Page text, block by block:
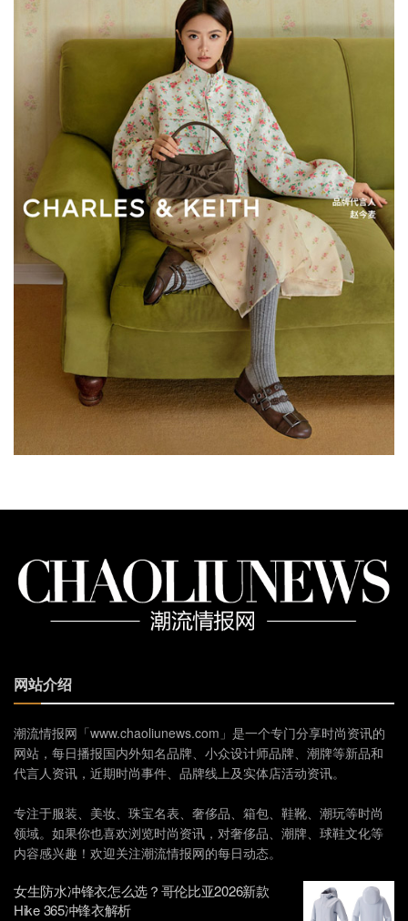
网站介绍
潮流情报网「www.chaoliunews.com」是一个专门分享时尚资讯的
网站，每日播报国内外知名品牌、小众设计师品牌、潮牌等新品和
代言人资讯，近期时尚事件、品牌线上及实体店活动资讯。
专注于服装、美妆、珠宝名表、奢侈品、箱包、鞋靴、潮玩等时尚
领域。如果你也喜欢浏览时尚资讯，对奢侈品、潮牌、球鞋文化等
内容感兴趣！欢迎关注潮流情报网的每日动态。
女生防水冲锋衣怎么选？哥伦比亚2026新款
Hike 365冲锋衣解析